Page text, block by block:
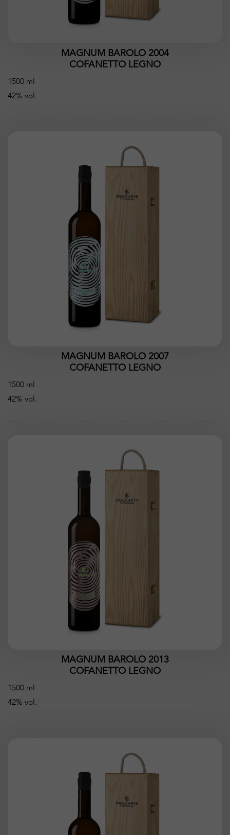
MAGNUM BAROLO 2004
COFANETTO LEGNO
1500 ml
42% vol.
MAGNUM BAROLO 2007
COFANETTO LEGNO
1500 ml
42% vol.
MAGNUM BAROLO 2013
COFANETTO LEGNO
1500 ml
42% vol.